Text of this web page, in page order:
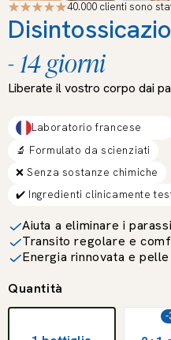
40.000 clienti sono
- 14 giorni
Liberate il vostro corpo dai
Laboratorio francese
🔬 Formulato da scienziati
❌ Senza sostanze chimiche
✔️ Ingredienti clinicamente
Aiuta a eliminare i
Transito regolare e
Energia rinnovata e
Quantità
-